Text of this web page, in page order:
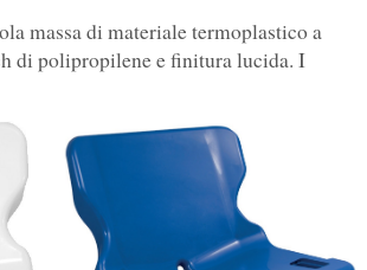
massa di materiale termoplastico a
di polipropilene e finitura lucida. I